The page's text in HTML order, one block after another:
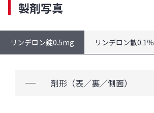
製剤写真
リンデロン錠0.5mg リンデロン散0.1％
剤形（表／裏／側面）
閉